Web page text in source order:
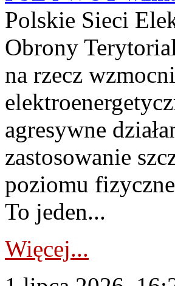
Polskie Sieci
Obrony
na rzecz
agresywne
zastosowanie
poziomu
To jeden...
Więcej...